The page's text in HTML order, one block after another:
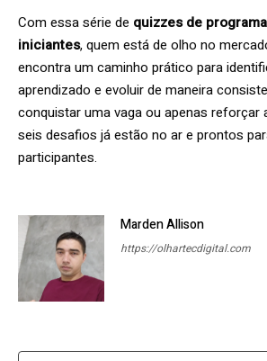
Com essa série de quizzes de
iniciantes, quem está de olho no
encontra um caminho prático para
aprendizado e evoluir de maneira
conquistar uma vaga ou apenas reforçar
seis desafios já estão no ar e prontos
participantes.
Marden Allison
https://olhartecdigital.com